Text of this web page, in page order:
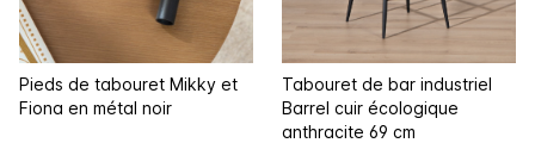
Pieds de tabouret Mikky et
Fiona en métal noir
Tabouret de bar industriel
Barrel cuir écologique
anthracite 69 cm